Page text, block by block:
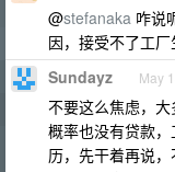
@stefanaka 咋说
因，接受不了工厂
Sundayz May
不要这么焦虑，
概率也没有贷款
历，先干着再说，